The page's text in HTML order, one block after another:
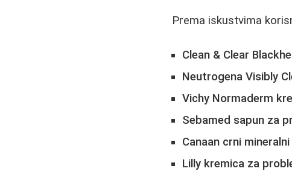
Prema iskustvima
Clean & Clear
Neutrogena Visibly
Vichy Normaderm
Sebamed sapun za
Canaan crni
Lilly kremica za